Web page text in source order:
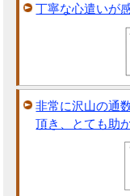
丁寧な心遣いが
非常に沢山の通
頂き、とても助